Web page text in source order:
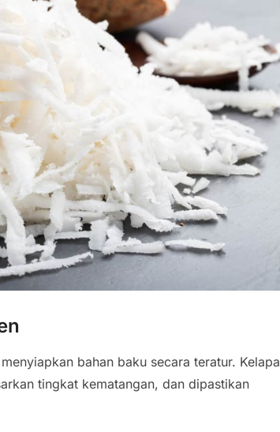
bahan baku secara teratur. Kelapa
tingkat kematangan, dan dipastikan